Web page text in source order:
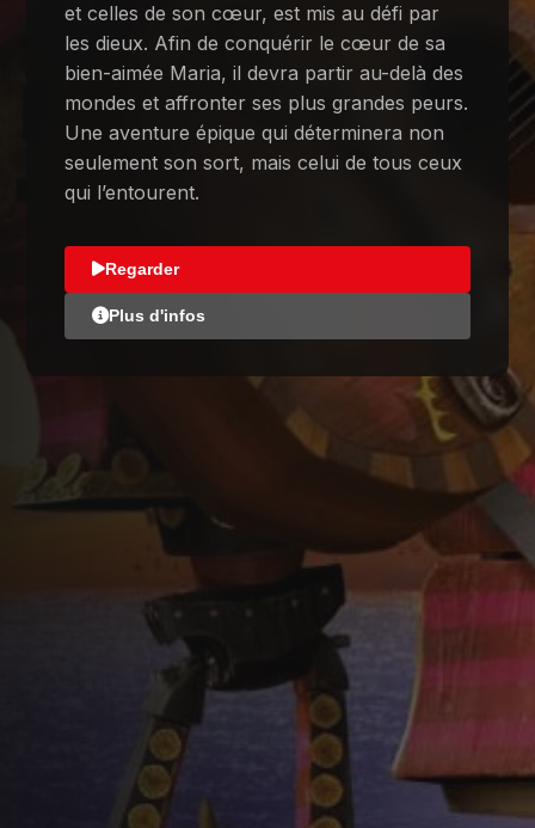
et celles de son cœur, est mis au défi par
les dieux. Afin de conquérir le cœur de sa
bien-aimée Maria, il devra partir au-delà des
mondes et affronter ses plus grandes peurs.
Une aventure épique qui déterminera non
seulement son sort, mais celui de tous ceux
qui l’entourent.
Regarder
Plus d'infos